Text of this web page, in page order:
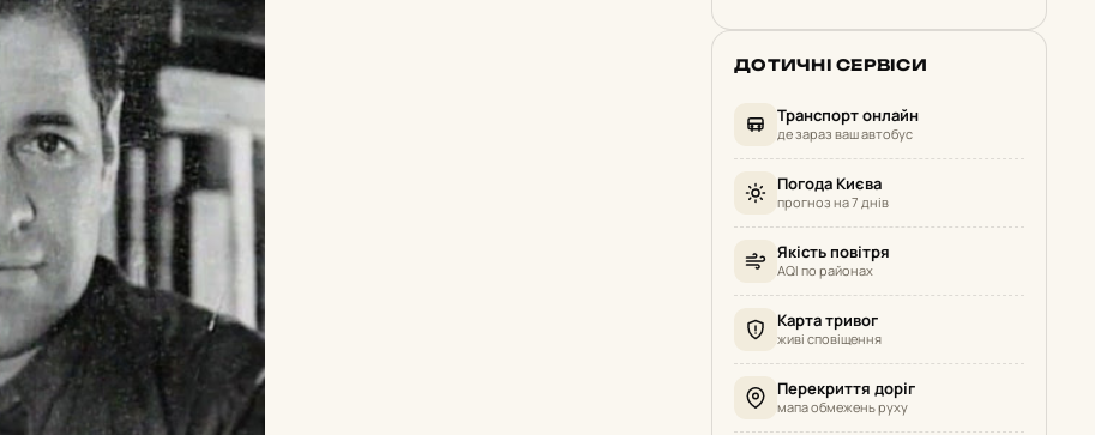
ДОТИЧНІ СЕРВІСИ
Транспорт онлайн
де зараз ваш автобус
Погода Києва
прогноз на 7 днів
Якість повітря
AQI по районах
Карта тривог
живі сповіщення
Перекриття доріг
мапа обмежень руху